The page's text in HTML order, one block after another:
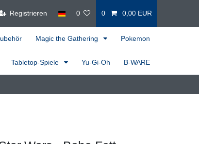
Registrieren 0 0 0,00 EUR
Magic the Gathering Pokemon
Tabletop-Spiele Yu-Gi-Oh B-WARE